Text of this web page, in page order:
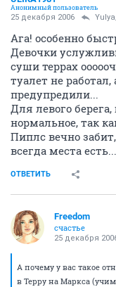
Анонимный пользователь
25 декабря 2006
Ага! особенно
Девочки
суши террах
туалет не
предупредили...
Для левого
нормальное, так
Пиплс вечно
всегда места
ОТВЕТИТЬ
Freedom
счастье
25 декабря
А почему у вас такое
в Терру на Маркса